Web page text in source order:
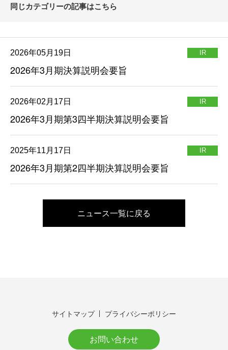
同じカテゴリーの記事はこちら
2026年05月19日 IR
2026年3月期決算説明会要旨
2026年02月17日 IR
2026年3月期第3四半期決算説明会要旨
2025年11月17日 IR
2026年3月期第2四半期決算説明会要旨
ニュース一覧に戻る
サイトマップ プライバシーポリシー
お問い合わせ